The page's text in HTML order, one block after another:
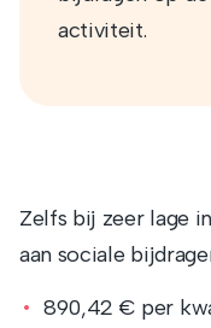
activiteit.
Zelfs bij zeer lage
aan sociale
890,42 € per